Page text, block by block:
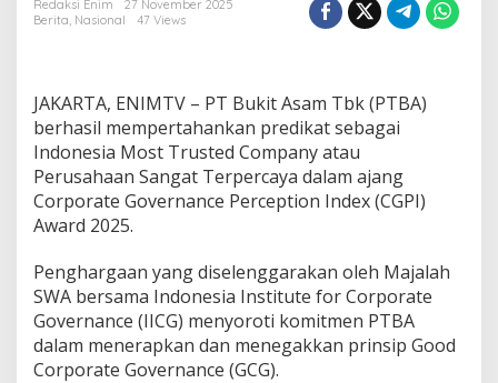
a
n
k
a
n
P
d
i
k
a
t
I
Redaksi Enim
27 November 2025
Berita, Nasional 47 Views
JAKARTA, ENIMTV – PT Bukit Asam Tbk (PTBA)
berhasil mempertahankan predikat sebagai
Indonesia Most Trusted Company atau
Perusahaan Sangat Terpercaya dalam ajang
Corporate Governance Perception Index (CGPI)
Award 2025.
Penghargaan yang diselenggarakan oleh Majalah
SWA bersama Indonesia Institute for Corporate
Governance (IICG) menyoroti komitmen PTBA
dalam menerapkan dan menegakkan prinsip Good
Corporate Governance (GCG).